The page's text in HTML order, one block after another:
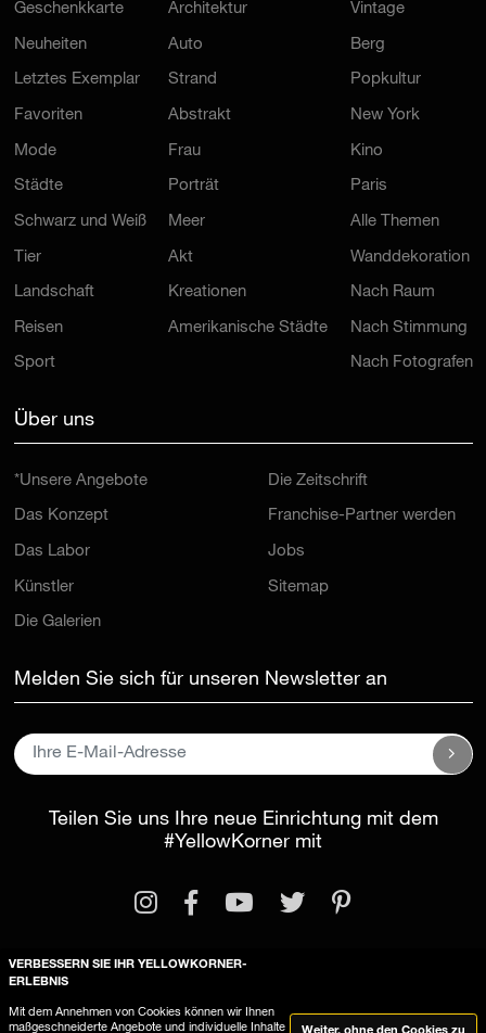
Geschenkkarte
Neuheiten
Letztes Exemplar
Favoriten
Mode
Städte
Schwarz und Weiß
Tier
Landschaft
Reisen
Sport
Architektur
Auto
Strand
Abstrakt
Frau
Porträt
Meer
Akt
Kreationen
Amerikanische Städte
Vintage
Berg
Popkultur
New York
Kino
Paris
Alle Themen
Wanddekoration
Nach Raum
Nach Stimmung
Nach Fotografen
Über uns
*Unsere Angebote
Das Konzept
Das Labor
Künstler
Die Galerien
Die Zeitschrift
Franchise-Partner werden
Jobs
Sitemap
Melden Sie sich für unseren Newsletter an
Teilen Sie uns Ihre neue Einrichtung mit dem
#YellowKorner mit
Rechtliche Informationen
VERBESSERN SIE IHR YELLOWKORNER-
ERLEBNIS
Mit dem Annehmen von Cookies können wir Ihnen
maßgeschneiderte Angebote und individuelle Inhalte